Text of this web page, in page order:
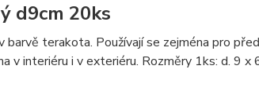
d9cm 20ks
terakota. Používají se zejména pro
v interiéru i v exteriéru. Rozměry 1ks: d. 9 x